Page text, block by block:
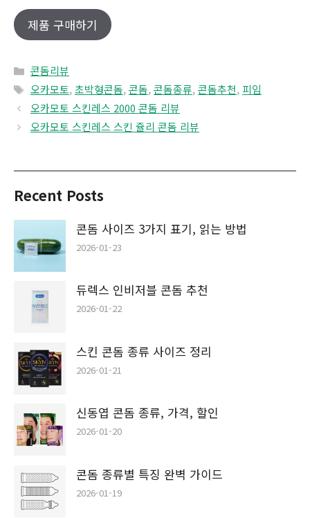
제품 구매하기
Categories
콘돔리뷰
Tags
오카모토, 초박형콘돔, 콘돔, 콘돔종류, 콘돔추천, 피임
오카모토 스킨레스 2000 콘돔 리뷰
오카모토 스킨레스 스킨 쥴리 콘돔 리뷰
Recent Posts
콘돔 사이즈 3가지 표기, 읽는 방법
2026-01-23
듀렉스 인비저블 콘돔 추천
2026-01-22
스킨 콘돔 종류 사이즈 정리
2026-01-21
신동엽 콘돔 종류, 가격, 할인
2026-01-20
콘돔 종류별 특징 완벽 가이드
2026-01-19